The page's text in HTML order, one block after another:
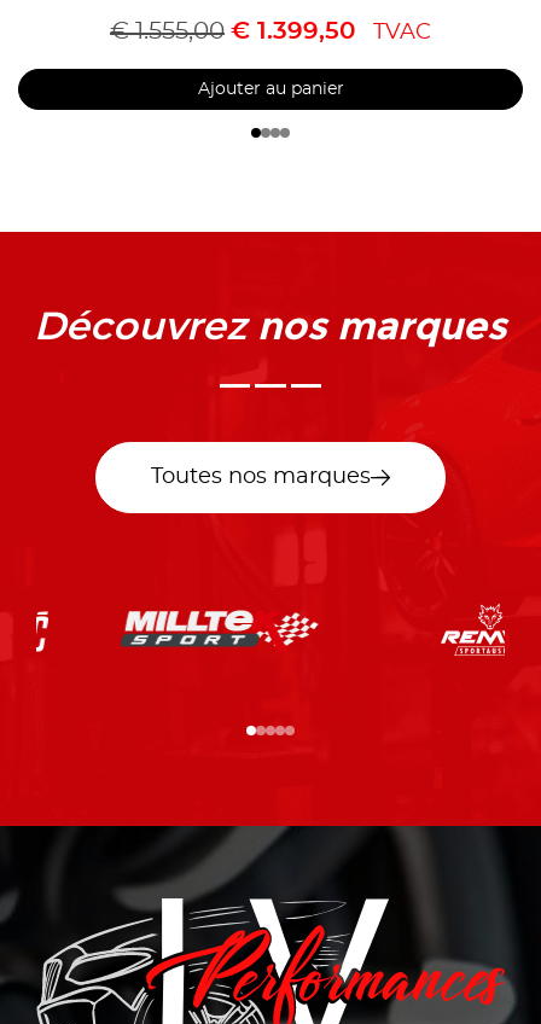
€1.555,00 € 1.399,50 TVAC
Ajouter au panier
Découvrez nos marques
Toutes nos marques